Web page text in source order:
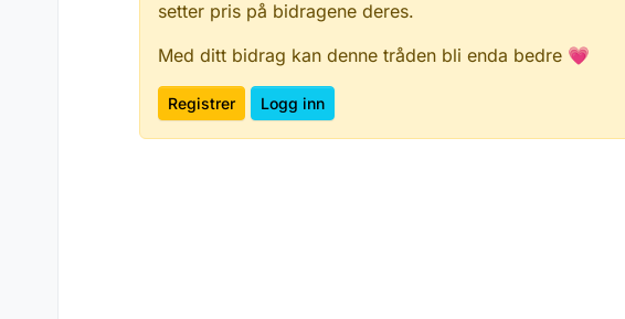
setter pris på bidragene deres.
Med ditt bidrag kan denne tråden bli enda bedre 💗
Registrer Logg inn